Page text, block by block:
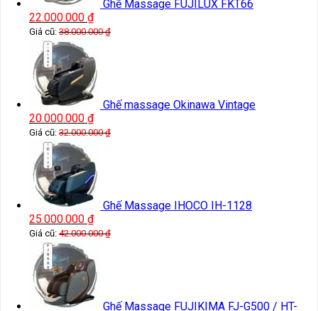
Ghế Massage FUJILUX FKT66
22.000.000 ₫
Giá cũ: 38.000.000₫
Ghế massage Okinawa Vintage
20.000.000 ₫
Giá cũ: 32.000.000₫
Ghế Massage IHOCO IH-1128
25.000.000 ₫
Giá cũ: 42.000.000₫
Ghế Massage FUJIKIMA FJ-G500 / HT-